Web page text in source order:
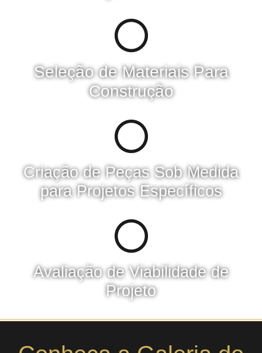
Seleção de Materiais Para
Construção​
Criação de Peças Sob Medida
para Projetos Específicos​
Avaliação de Viabilidade de
Projeto